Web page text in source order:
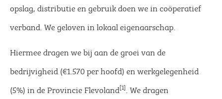
opslag, distributie en gebruik doen we in coöperatief
verband. We geloven in lokaal eigenaarschap.
Hiermee dragen we bij aan de groei van de
bedrijvigheid (€1.570 per hoofd) en werkgelegenheid
(5%) in de Provincie Flevoland[1] . We dragen